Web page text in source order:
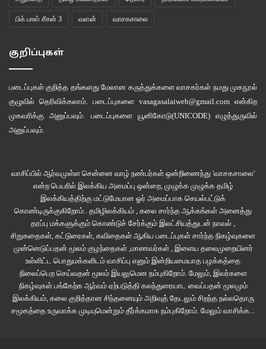
பிக் பாஸ் சீசன் 3 வளன் வாசகசாலை
குறிப்புகள்
படைப்புகள் குறித்த தங்களது மேலான கருத்துக்களை வாசகர்கள் நமது முகநூல்
குழுவில் தெரிவிக்கலாம். படைப்புகளை vasagasalaiweb@gmail.com என்கிற
முகவரிக்கு அனுப்பவும். படைப்புகளை யூனிகோடு(UNICODE)எழுத்துருவில்
அனுப்பவும்.
வாசிப்பில் ஆர்வமுள்ள சென்னை வாழ் நண்பர்கள் ஒன்றிணைந்து 'வாசகசாலை'
என்ற பெயரில் இலக்கிய அமைப்பு ஒன்றை, முழுக்க முழுக்க தமிழ்
இலக்கியத்திற்கு மட்டுமேயான ஓர் அமைப்பாக செயல்பட்டுக்
கொண்டிருக்குகிறோம்.. தமிழிலக்கியம் , கலை சார்ந்த ஆக்கங்கள் அனைத்து
தரப்பு மக்களுக்கும் கொண்டுச் சேர்க்கும் இலட்சியத்துடன் நாவல் ,
சிறுகதைகள், கட்டுரைகள், கவிதைகள் ஆகிய படைப்புகள் சார்ந்த நிகழ்வுகளை
முன்னெடுப்பதன் மூலம் குழந்தைகள் ,மாணவர்கள் , இளைய தலைமுறையினர்
உள்ளிட்ட பொதுமக்களிடம் வாசிப்பு எனும் இன்றியமையாத பழக்கத்தை
நிலைப்பெற செய்வதன் மூலம் இயலுமென நம்புகிறோம். மேலும், இவர்களை
நிகழ்வுகள் பங்கேற்க ஆர்வம் ஏற்படுத்தி கலந்துரையாட வைப்பதன் மூலமும்
இலக்கியம், கலை குறித்தான சிந்தனையும் அறிவுத் தேடலும் சிறந்த நல்லதொரு
சமூகத்தை உருவாக்க முடியுமென்றும் தீர்க்கமாக நம்புகிறோம். மேலும் வாசிக்க...